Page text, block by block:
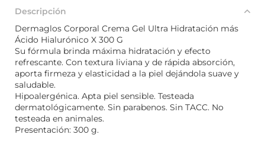
Descripción
Dermaglos Corporal Crema Gel Ultra Hidratación más
Ácido Hialurónico X 300 G
Su fórmula brinda máxima hidratación y efecto
refrescante. Con textura liviana y de rápida absorción,
aporta firmeza y elasticidad a la piel dejándola suave y
saludable.
Hipoalergénica. Apta piel sensible. Testeada
dermatológicamente. Sin parabenos. Sin TACC. No
testeada en animales.
Presentación: 300 g.